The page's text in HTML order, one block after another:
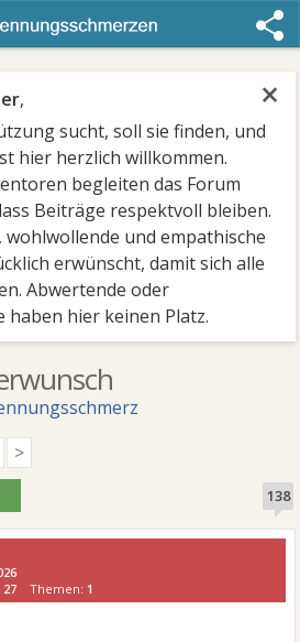
×
,
sucht, soll sie finden, und
hier herzlich willkommen.
begleiten das Forum
Beiträge respektvoll bleiben.
wohlwollende und empathische
erwünscht, damit sich alle
Abwertende oder
hier keinen Platz.
>
138
27 Themen: 1